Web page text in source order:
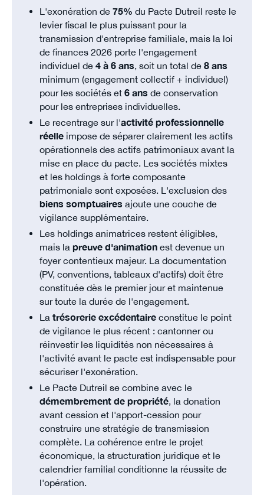
L'exonération de75% du Pacte Dutreil reste le
levier fiscal le plus puissant pour la
transmission d'entreprise familiale, mais la loi
de finances 2026 porte l'engagement
individuel de4 à 6 ans, soit un total de8 ans
minimum (engagement collectif + individuel)
pour les sociétés et6 ans de conservation
pour les entreprises individuelles.
Le recentrage sur l'activité professionnelle
réelle impose de séparer clairement les actifs
opérationnels des actifs patrimoniaux avant la
mise en place du pacte. Les sociétés mixtes
et les holdings à forte composante
patrimoniale sont exposées. L'exclusion des
biens somptuaires ajoute une couche de
vigilance supplémentaire.
Les holdings animatrices restent éligibles,
mais lapreuve d'animation est devenue un
foyer contentieux majeur. La documentation
(PV, conventions, tableaux d'actifs) doit être
constituée dès le premier jour et maintenue
sur toute la durée de l'engagement.
Latrésorerie excédentaire constitue le point
de vigilance le plus récent : cantonner ou
réinvestir les liquidités non nécessaires à
l'activité avant le pacte est indispensable pour
sécuriser l'exonération.
Le Pacte Dutreil se combine avec le
démembrement de propriété, la donation
avant cession et l'apport-cession pour
construire une stratégie de transmission
complète. La cohérence entre le projet
économique, la structuration juridique et le
calendrier familial conditionne la réussite de
l'opération.